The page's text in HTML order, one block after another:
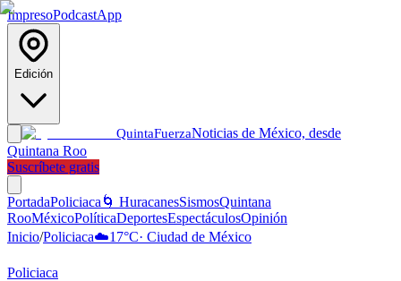
ImpresoPodcastApp
Edición
QuintaFuerzaNoticias de México, desde
Quintana Roo
Suscríbete gratis
PortadaPoliciaca 🌀 HuracanesSismosQuintana
RooMéxicoPolíticaDeportesEspectáculosOpinión
Inicio/Policiaca☁️17°C· Ciudad de México
Policiaca